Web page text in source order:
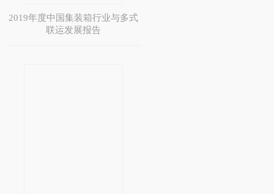
2019年度中国集装箱行业与多式
联运发展报告